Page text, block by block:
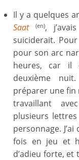
Il y a quelques
Saat
(en),
suiciderait.
pour son arc
heures, car il
deuxième
préparer une
travaillant
plusieurs
personnage.
fois en jeu et
d’adieu forte, et